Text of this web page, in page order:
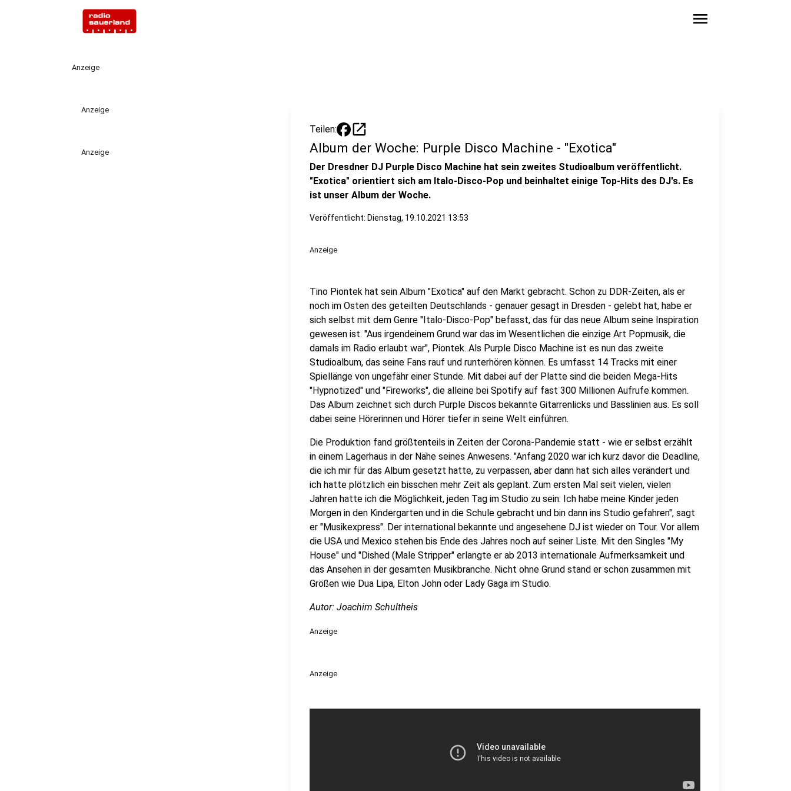
menu
Anzeige
Anzeige
Anzeige
Teilen: open_in_new
Album der Woche: Purple Disco Machine - "Exotica"
Der Dresdner DJ Purple Disco Machine hat sein zweites Studioalbum veröffentlicht.
"Exotica" orientiert sich am Italo-Disco-Pop und beinhaltet einige Top-Hits des DJ's. Es
ist unser Album der Woche.
Veröffentlicht: Dienstag, 19.10.2021 13:53
Anzeige
Tino Piontek hat sein Album "Exotica" auf den Markt gebracht. Schon zu DDR-Zeiten, als er
noch im Osten des geteilten Deutschlands - genauer gesagt in Dresden - gelebt hat, habe er
sich selbst mit dem Genre "Italo-Disco-Pop" befasst, das für das neue Album seine Inspiration
gewesen ist. "Aus irgendeinem Grund war das im Wesentlichen die einzige Art Popmusik, die
damals im Radio erlaubt war", Piontek. Als Purple Disco Machine ist es nun das zweite
Studioalbum, das seine Fans rauf und runterhören können. Es umfasst 14 Tracks mit einer
Spiellänge von ungefähr einer Stunde. Mit dabei auf der Platte sind die beiden Mega-Hits
"Hypnotized" und "Fireworks", die alleine bei Spotify auf fast 300 Millionen Aufrufe kommen.
Das Album zeichnet sich durch Purple Discos bekannte Gitarrenlicks und Basslinien aus. Es soll
dabei seine Hörerinnen und Hörer tiefer in seine Welt einführen.
Die Produktion fand größtenteils in Zeiten der Corona-Pandemie statt - wie er selbst erzählt
in einem Lagerhaus in der Nähe seines Anwesens. "Anfang 2020 war ich kurz davor die Deadline,
die ich mir für das Album gesetzt hatte, zu verpassen, aber dann hat sich alles verändert und
ich hatte plötzlich ein bisschen mehr Zeit als geplant. Zum ersten Mal seit vielen, vielen
Jahren hatte ich die Möglichkeit, jeden Tag im Studio zu sein: Ich habe meine Kinder jeden
Morgen in den Kindergarten und in die Schule gebracht und bin dann ins Studio gefahren", sagt
er "Musikexpress". Der international bekannte und angesehene DJ ist wieder on Tour. Vor allem
die USA und Mexico stehen bis Ende des Jahres noch auf seiner Liste. Mit den Singles "My
House" und "Dished (Male Stripper" erlangte er ab 2013 internationale Aufmerksamkeit und
das Ansehen in der gesamten Musikbranche. Nicht ohne Grund stand er schon zusammen mit
Größen wie Dua Lipa, Elton John oder Lady Gaga im Studio.
Autor: Joachim Schultheis
Anzeige
Anzeige